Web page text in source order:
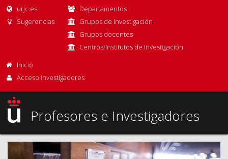
urjc.es
Sugerencias
Departamentos
Grupos de investigación
Grupos docentes
Centros/Institutos de Investigación
Inicio
Acceso Investigadores
Profesores e Investigadores